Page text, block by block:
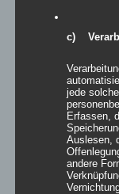
zur Wunschliste
c)
jede
Erfassen,
Auslesen,
andere